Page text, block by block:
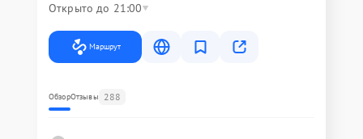
Открыто до 21:00
Маршрут
ОбзорОтзывы 288